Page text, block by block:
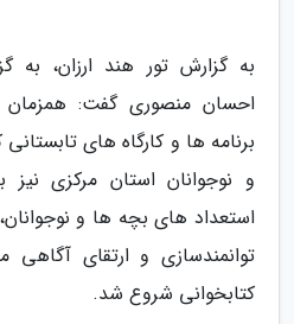
به گزارش تور هند ارزان، به
احسان منصوری گفت: همزمان
برنامه ها و کارگاه های
و نوجوانان استان مرکزی
استعداد های بچه ها و
توانمندسازی و ارتقای
کتابخوانی شروع شد.